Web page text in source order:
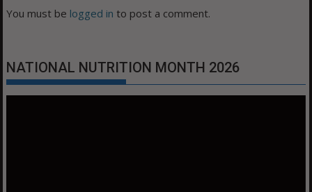
You must be logged in to post a comment.
NATIONAL NUTRITION MONTH 2026